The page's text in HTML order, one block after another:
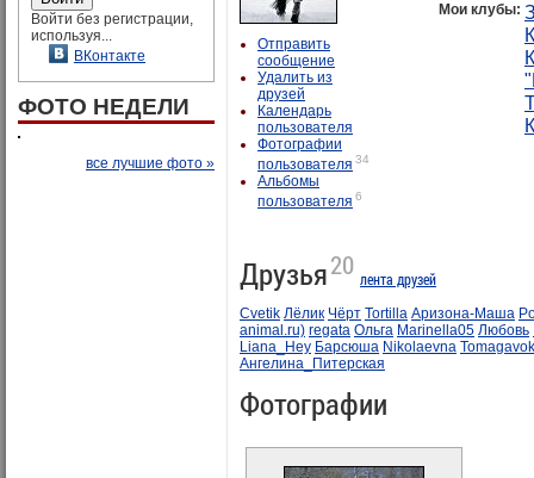
Войти без регистрации,
используя...
ВКонтакте
ФОТО НЕДЕЛИ
все лучшие фото »
Отправить
сообщение
Удалить из
друзей
Календарь
пользователя
Фотографии
пользователя 34
Альбомы
пользователя 6
Мои клубы:
Друзья20 лента друзей
Cvetik Лёлик Чёрт Tortilla Аризона-Маша
animal.ru) regata Ольга Marinella05 Любовь
Liana_Hey Барсюша Nikolaevna
Ангелина_Питерская
Фотографии